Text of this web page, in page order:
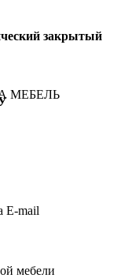
закрытый
МЕБЕЛЬ
E-mail
мебели